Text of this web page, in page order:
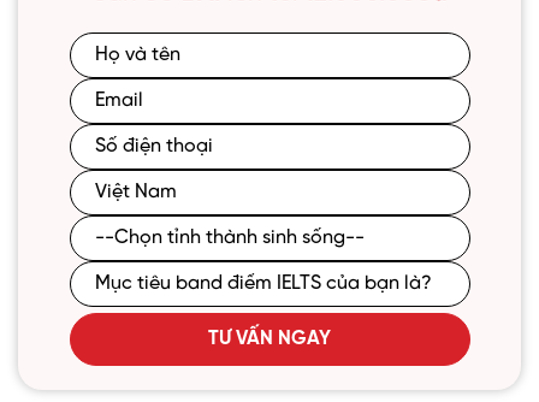
TƯ VẤN NGAY